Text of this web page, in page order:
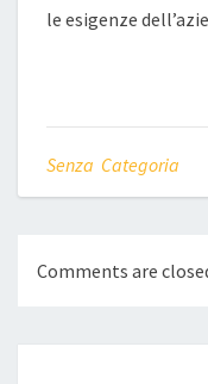
le esigenze
Senza Categoria
Comments are